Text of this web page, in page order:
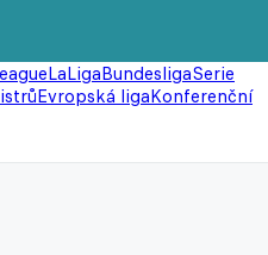
LaLigaBundesligaSerie
Evropská ligaKonferenční